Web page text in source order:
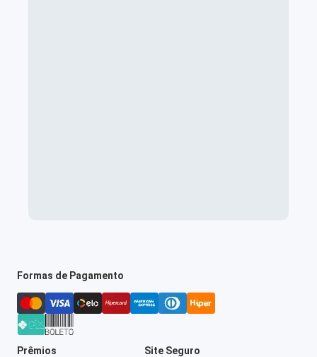
Formas de Pagamento
Prêmios Site Seguro